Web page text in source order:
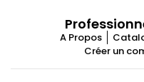
A Propos
Créer un